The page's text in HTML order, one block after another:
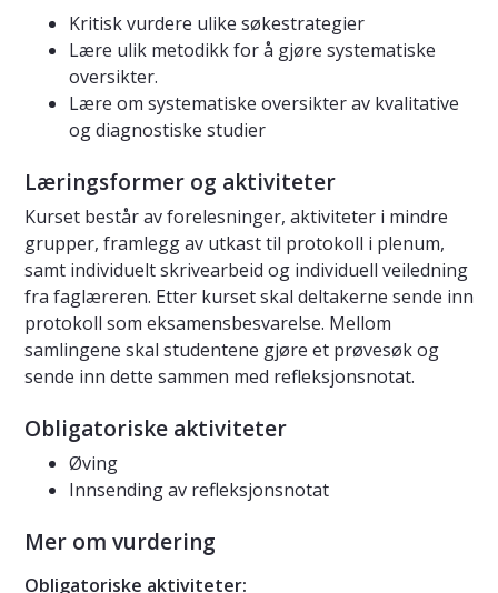
Kritisk vurdere ulike søkestrategier
Lære ulik metodikk for å gjøre systematiske
oversikter.
Lære om systematiske oversikter av kvalitative
og diagnostiske studier
Læringsformer og aktiviteter
Kurset består av forelesninger, aktiviteter i mindre
grupper, framlegg av utkast til protokoll i plenum,
samt individuelt skrivearbeid og individuell veiledning
fra faglæreren. Etter kurset skal deltakerne sende inn
protokoll som eksamensbesvarelse. Mellom
samlingene skal studentene gjøre et prøvesøk og
sende inn dette sammen med refleksjonsnotat.
Obligatoriske aktiviteter
Øving
Innsending av refleksjonsnotat
Mer om vurdering
Obligatoriske aktiviteter: